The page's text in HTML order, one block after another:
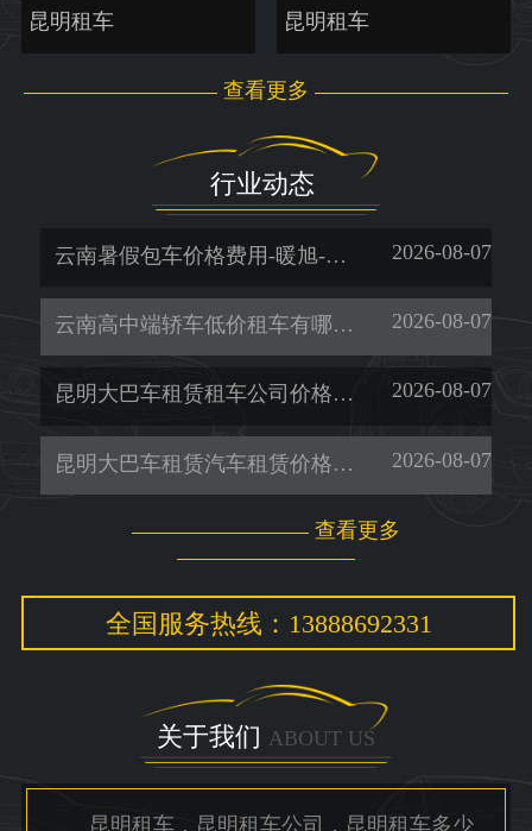
昆明租车
昆明租车
查看更多
行业动态
云南暑假包车价格费用-暖旭-「昆明租车平台哪个好」 2026-08-07
云南高中端轿车低价租车有哪些-暖旭-「租考斯特」 2026-08-07
昆明大巴车租赁租车公司价格多少-暖旭-「昆明租车一天多少钱」 2026-08-07
昆明大巴车租赁汽车租赁价格多少-暖旭-「昆明租车电话」 2026-08-07
查看更多
全国服务热线：13888692331
关于我们 ABOUT US
昆明租车，昆明租车公司，昆明租车多少